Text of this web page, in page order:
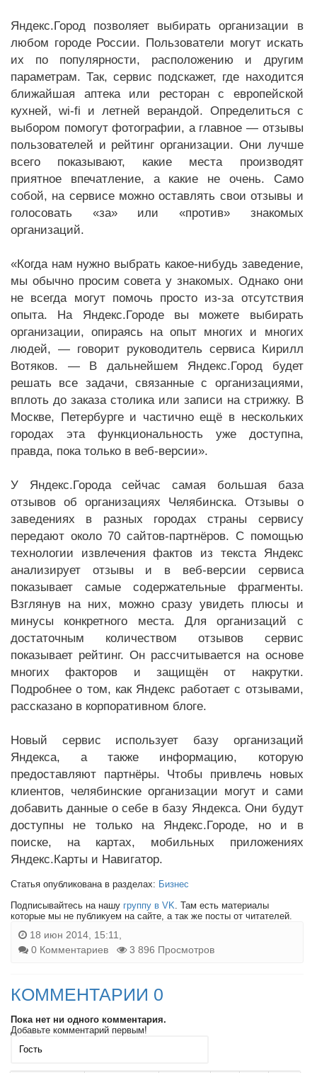
Яндекс.Город позволяет выбирать организации в
любом городе России. Пользователи могут искать
их по популярности, расположению и другим
параметрам. Так, сервис подскажет, где находится
ближайшая аптека или ресторан с европейской
кухней, wi-fi и летней верандой. Определиться с
выбором помогут фотографии, а главное — отзывы
пользователей и рейтинг организации. Они лучше
всего показывают, какие места производят
приятное впечатление, а какие не очень. Само
собой, на сервисе можно оставлять свои отзывы и
голосовать «за» или «против» знакомых
организаций.
«Когда нам нужно выбрать какое-нибудь заведение,
мы обычно просим совета у знакомых. Однако они
не всегда могут помочь просто из-за отсутствия
опыта. На Яндекс.Городе вы можете выбирать
организации, опираясь на опыт многих и многих
людей, — говорит руководитель сервиса Кирилл
Вотяков. — В дальнейшем Яндекс.Город будет
решать все задачи, связанные с организациями,
вплоть до заказа столика или записи на стрижку. В
Москве, Петербурге и частично ещё в нескольких
городах эта функциональность уже доступна,
правда, пока только в веб-версии».
У Яндекс.Города сейчас самая большая база
отзывов об организациях Челябинска. Отзывы о
заведениях в разных городах страны сервису
передают около 70 сайтов-партнёров. С помощью
технологии извлечения фактов из текста Яндекс
анализирует отзывы и в веб-версии сервиса
показывает самые содержательные фрагменты.
Взглянув на них, можно сразу увидеть плюсы и
минусы конкретного места. Для организаций с
достаточным количеством отзывов сервис
показывает рейтинг. Он рассчитывается на основе
многих факторов и защищён от накрутки.
Подробнее о том, как Яндекс работает с отзывами,
рассказано в корпоративном блоге.
Новый сервис использует базу организаций
Яндекса, а также информацию, которую
предоставляют партнёры. Чтобы привлечь новых
клиентов, челябинские организации могут и сами
добавить данные о себе в базу Яндекса. Они будут
доступны не только на Яндекс.Городе, но и в
поиске, на картах, мобильных приложениях
Яндекс.Карты и Навигатор.
Статья опубликована в разделах: Бизнес
Подписывайтесь на нашу группу в VK . Там есть материалы
которые мы не публикуем на сайте, а так же посты от читателей.
18 июн 2014, 15:11,
0 Комментариев
3 896 Просмотров
КОММЕНТАРИИ 0
Пока нет ни одного комментария.
Добавьте комментарий первым!